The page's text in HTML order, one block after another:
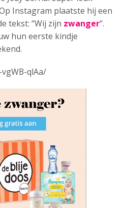
Instagram plaatste hij een
tekst: “Wij zijn zwanger“.
hun eerste kindje
qlAa/